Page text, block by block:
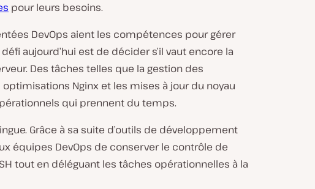
pour leurs besoins.
DevOps aient les compétences pour gérer
aujourd’hui est de décider s’il vaut encore la
Des tâches telles que la gestion des
Nginx et les mises à jour du noyau
qui prennent du temps.
Grâce à sa suite d’outils de développement
équipes DevOps de conserver le contrôle de
tout en déléguant les tâches opérationnelles à la